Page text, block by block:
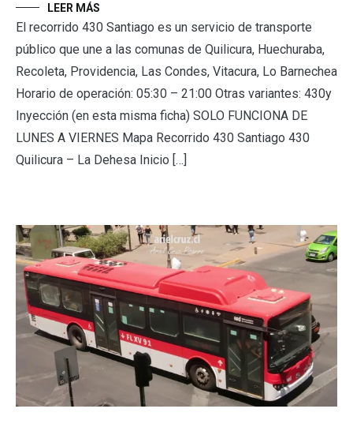
LEER MÁS
El recorrido 430 Santiago es un servicio de transporte
público que une a las comunas de Quilicura, Huechuraba,
Recoleta, Providencia, Las Condes, Vitacura, Lo Barnechea
Horario de operación: 05:30 – 21:00 Otras variantes: 430y
Inyección (en esta misma ficha) SOLO FUNCIONA DE
LUNES A VIERNES Mapa Recorrido 430 Santiago 430
Quilicura – La Dehesa Inicio […]